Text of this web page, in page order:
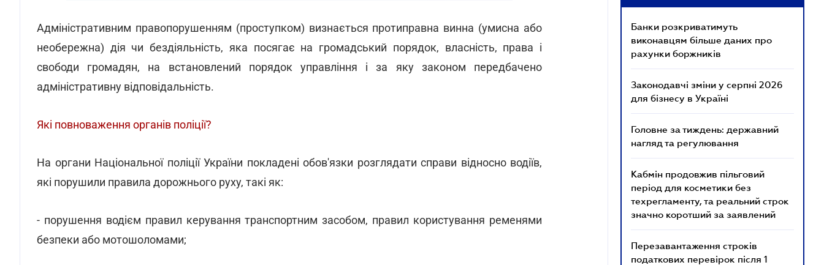
Адміністративним правопорушенням (проступком) визнається протиправна винна (умисна або
необережна) дія чи бездіяльність, яка посягає на громадський порядок, власність, права і
свободи громадян, на встановлений порядок управління і за яку законом передбачено
адміністративну відповідальність.
Які повноваження органів поліції?
На органи Національної поліції України покладені обов'язки розглядати справи відносно водіїв,
які порушили правила дорожнього руху, такі як:
- порушення водієм правил керування транспортним засобом, правил користування ременями
безпеки або мотошоломами;
Банки розкриватимуть
виконавцям більше даних про
рахунки боржників
Законодавчі зміни у серпні 2026
для бізнесу в Україні
Головне за тиждень: державний
нагляд та регулювання
Кабмін продовжив пільговий
період для косметики без
техрегламенту, та реальний строк
значно коротший за заявлений
Перезавантаження строків
податкових перевірок після 1